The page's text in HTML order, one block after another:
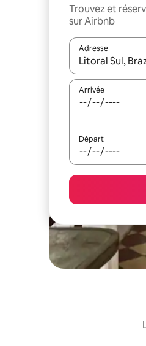
Trouvez et
sur Airbnb
Adresse
Lorsque les
Arrivée
Départ